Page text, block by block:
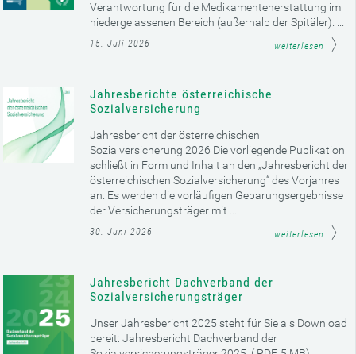
Verantwortung für die Medikamentenerstattung im
niedergelassenen Bereich (außerhalb der Spitäler). ...
15. Juli 2026 weiterlesen
Jahresberichte österreichische
Sozialversicherung
Jahresbericht der österreichischen
Sozialversicherung 2026 Die vorliegende Publikation
schließt in Form und Inhalt an den „Jahresbericht der
österreichischen Sozialversicherung“ des Vorjahres
an. Es werden die vorläufigen Gebarungsergebnisse
der Versicherungsträger mit ...
30. Juni 2026 weiterlesen
Jahresbericht Dachverband der
Sozialversicherungsträger
Unser Jahresbericht 2025 steht für Sie als Download
bereit: Jahresbericht Dachverband der